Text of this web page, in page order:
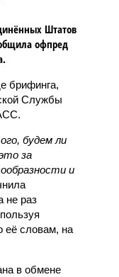
Штатов
офпред
брифинга,
Службы
будем ли
за
и
не раз
её словам, на
в обмене